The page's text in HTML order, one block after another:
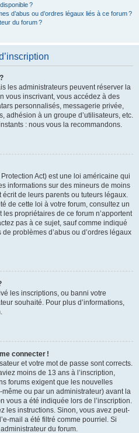
?
d’abus ou d’ordres légaux liés à ce forum ?
du forum ?
les administrateurs peuvent réserver la
vous inscrivant, vous accédez à des
personnalisés, messagerie privée,
adhésion à un groupe d’utilisateurs, etc.
: nous vous la recommandons.
Act) est une loi américaine qui
informations sur des mineurs de moins
de leurs parents ou tuteurs légaux.
de cette loi à votre forum, consultez un
propriétaires de ce forum n’apportent
pas à ce sujet, sauf comme indiqué
problèmes d’abus ou d’ordres légaux
les inscriptions, ou banni votre
souhaité. Pour plus d’informations,
connecter !
et votre mot de passe sont corrects.
moins de 13 ans à l’inscription,
forums exigent que les nouvelles
ou par un administrateur) avant la
vous a été indiquée lors de l’inscription.
les instructions. Sinon, vous avez peut-
mail a été filtré comme pourriel. Si
du forum.